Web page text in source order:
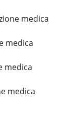
medica
medica
medica
medica